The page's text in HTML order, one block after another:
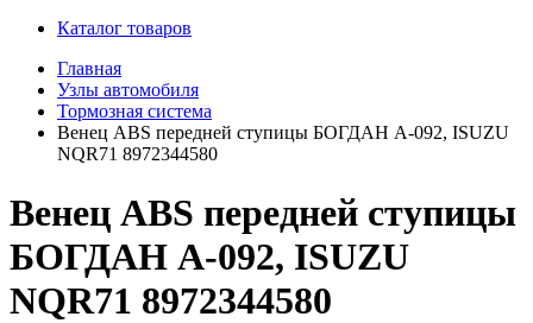
Каталог товаров
Главная
Узлы автомобиля
Тормозная система
Венец ABS передней ступицы БОГДАН А-092, ISUZU
NQR71 8972344580
Венец ABS передней ступицы
БОГДАН А-092, ISUZU
NQR71 8972344580